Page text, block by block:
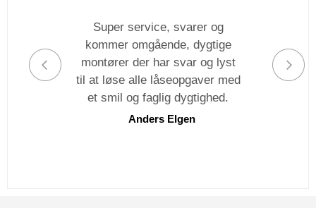
Super service, svarer og
kommer omgående, dygtige
montører der har svar og lyst
til at løse alle låseopgaver med
et smil og faglig dygtighed.
Anders Elgen